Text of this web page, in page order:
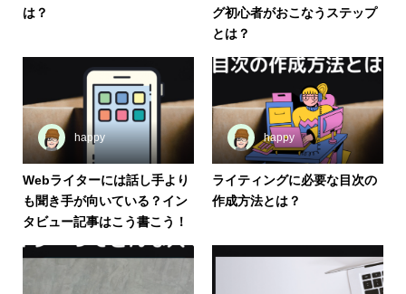
は？
グ初心者がおこなうステップ
とは？
happy
Webライターには話し手より
も聞き手が向いている？イン
タビュー記事はこう書こう！
happy
ライティングに必要な目次の
作成方法とは？